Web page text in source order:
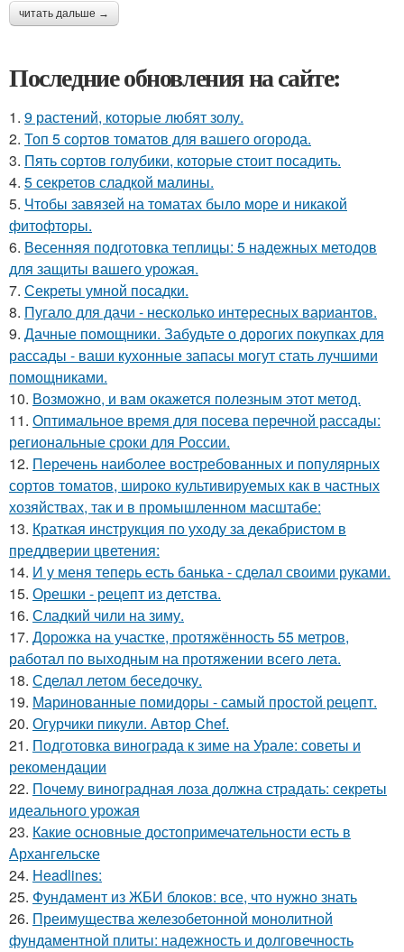
читать дальше →
Последние обновления на сайте:
1. 9 растений, которые любят золу.
2. Топ 5 сортов томатов для вашего огорода.
3. Пять сортов голубики, которые стоит посадить.
4. 5 секретов сладкой малины.
5. Чтобы завязей на томатах было море и никакой
фитофторы.
6. Весенняя подготовка теплицы: 5 надежных методов
для защиты вашего урожая.
7. Секреты умной посадки.
8. Пугало для дачи - несколько интересных вариантов.
9. Дачные помощники. Забудьте о дорогих покупках для
рассады - ваши кухонные запасы могут стать лучшими
помощниками.
10. Возможно, и вам окажется полезным этот метод.
11. Оптимальное время для посева перечной рассады:
региональные сроки для России.
12. Перечень наиболее востребованных и популярных
сортов томатов, широко культивируемых как в частных
хозяйствах, так и в промышленном масштабе:
13. Краткая инструкция по уходу за декабристом в
преддверии цветения:
14. И у меня теперь есть банька - сделал своими руками.
15. Орешки - рецепт из детства.
16. Сладкий чили на зиму.
17. Дорожка на участке, протяжённость 55 метров,
работал по выходным на протяжении всего лета.
18. Сделал летом беседочку.
19. Маринованные помидоры - самый простой рецепт.
20. Огурчики пикули. Автор Chef.
21. Подготовка винограда к зиме на Урале: советы и
рекомендации
22. Почему виноградная лоза должна страдать: секреты
идеального урожая
23. Какие основные достопримечательности есть в
Архангельске
24. Headlines:
25. Фундамент из ЖБИ блоков: все, что нужно знать
26. Преимущества железобетонной монолитной
фундаментной плиты: надежность и долговечность